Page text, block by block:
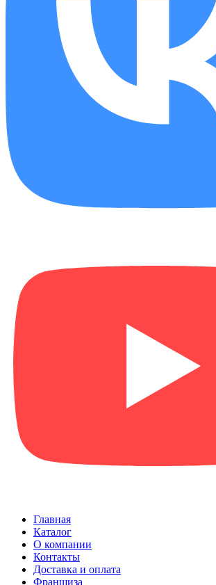
Главная
Каталог
О компании
Контакты
Доставка и оплата
Франшиза